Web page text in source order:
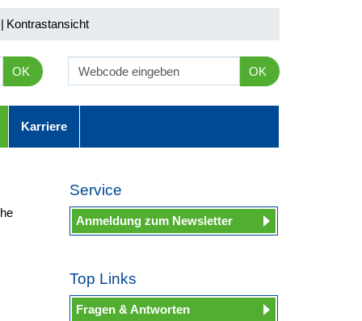
Kontrastansicht
OK OK
Karriere
Service
Anmeldung zum Newsletter
Top Links
Fragen & Antworten